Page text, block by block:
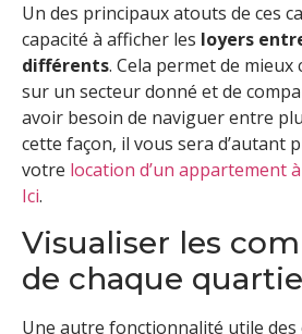
Un des principaux atouts de ces
capacité à afficher les loyers
différents. Cela permet de
sur un secteur donné et de
avoir besoin de naviguer entre
cette façon, il vous sera d’autant
votre location d’un appartement
Ici.
Visualiser les
de chaque
Une autre fonctionnalité utile des